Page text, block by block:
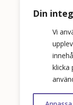
Din
Vi
klicka